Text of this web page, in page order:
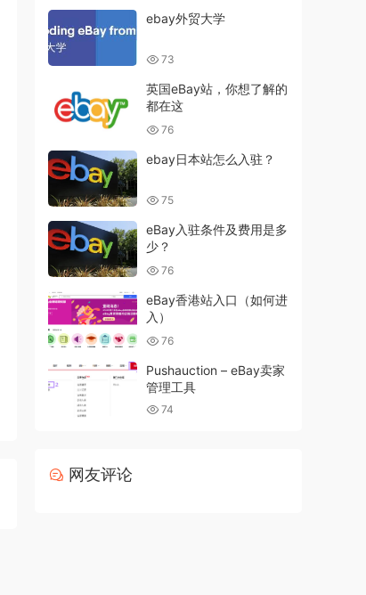
ebay外贸大学
73
英国eBay站，你想了解的
都在这
76
ebay日本站怎么入驻？
75
eBay入驻条件及费用是多
少？
76
eBay香港站入口（如何进
入）
76
Pushauction – eBay卖家
管理工具
74
网友评论